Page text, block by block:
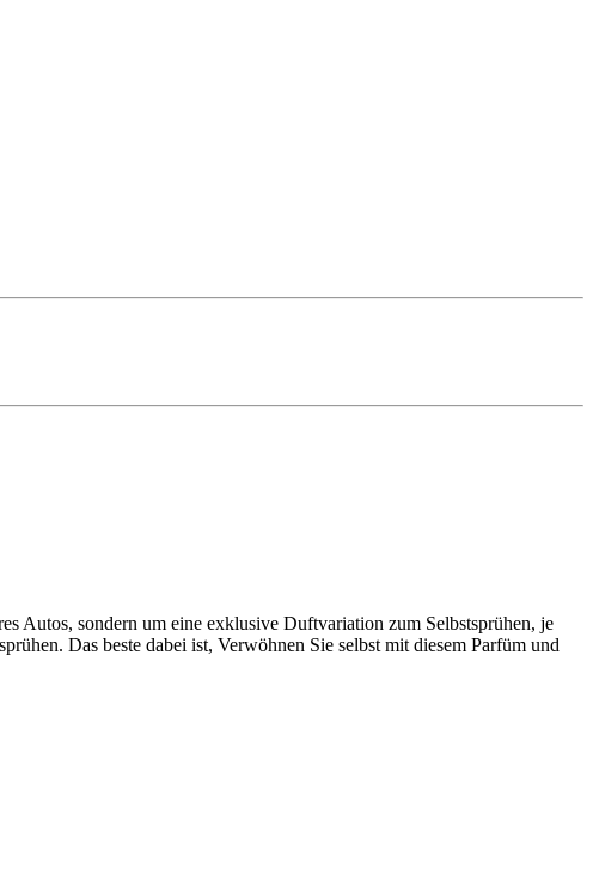
Autos, sondern um eine exklusive Duftvariation zum Selbstsprühen, je
Das beste dabei ist, Verwöhnen Sie selbst mit diesem Parfüm und